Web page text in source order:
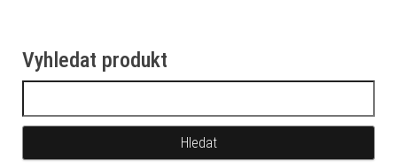
Vyhledat produkt